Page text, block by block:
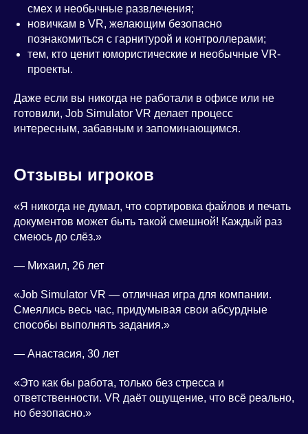
смех и необычные развлечения;
новичкам в VR, желающим безопасно
познакомиться с гарнитурой и контроллерами;
тем, кто ценит юмористические и необычные VR-
проекты.
Даже если вы никогда не работали в офисе или не
готовили, Job Simulator VR делает процесс
интересным, забавным и запоминающимся.
Отзывы игроков
«Я никогда не думал, что сортировка файлов и печать
документов может быть такой смешной! Каждый раз
смеюсь до слёз.»
— Михаил, 26 лет
«Job Simulator VR — отличная игра для компании.
Смеялись весь час, придумывая свои абсурдные
способы выполнять задания.»
— Анастасия, 30 лет
«Это как бы работа, только без стресса и
ответственности. VR даёт ощущение, что всё реально,
но безопасно.»